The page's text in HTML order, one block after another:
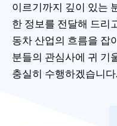
이르기까지 깊이 있는
한 정보를 전달해 드리
동차 산업의 흐름을 잡
분들의 관심사에 귀 기
충실히 수행하겠습니다.